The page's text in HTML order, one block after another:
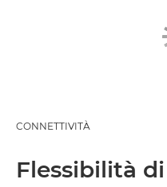
CONNETTIVITÀ
Flessibilità